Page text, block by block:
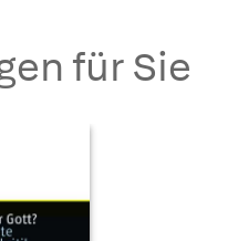
für Sie